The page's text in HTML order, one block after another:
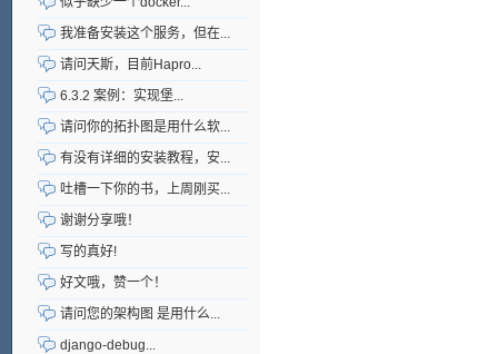
我准备安装这个服务，但在...
请问天斯，目前Hapro...
6.3.2 案例：实现堡...
请问你的拓扑图是用什么软...
有没有详细的安装教程，安...
吐槽一下你的书，上周刚买...
谢谢分享哦！
写的真好!
好文哦，赞一个！
请问您的架构图 是用什么...
django-debug...